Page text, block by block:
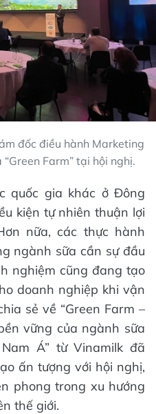
đốc điều hành Marketing
Farm” tại hội nghị.
quốc gia khác ở Đông
kiện tự nhiên thuận lợi
nữa, các thực hành
ngành sữa cần sự đầu
nghiệm cũng đang tạo
doanh nghiệp khi vận
sẻ về “Green Farm –
vững của ngành sữa
Á” từ Vinamilk đã
ấn tượng với hội nghị,
phong trong xu hướng
thế giới.